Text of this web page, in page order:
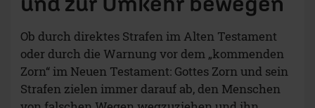
Ob durch direktes Strafen im Alten Testament
oder durch die Warnung vor dem „kommenden
Zorn“ im Neuen Testament: Gottes Zorn und sein
Strafen zielen immer darauf ab, den Menschen